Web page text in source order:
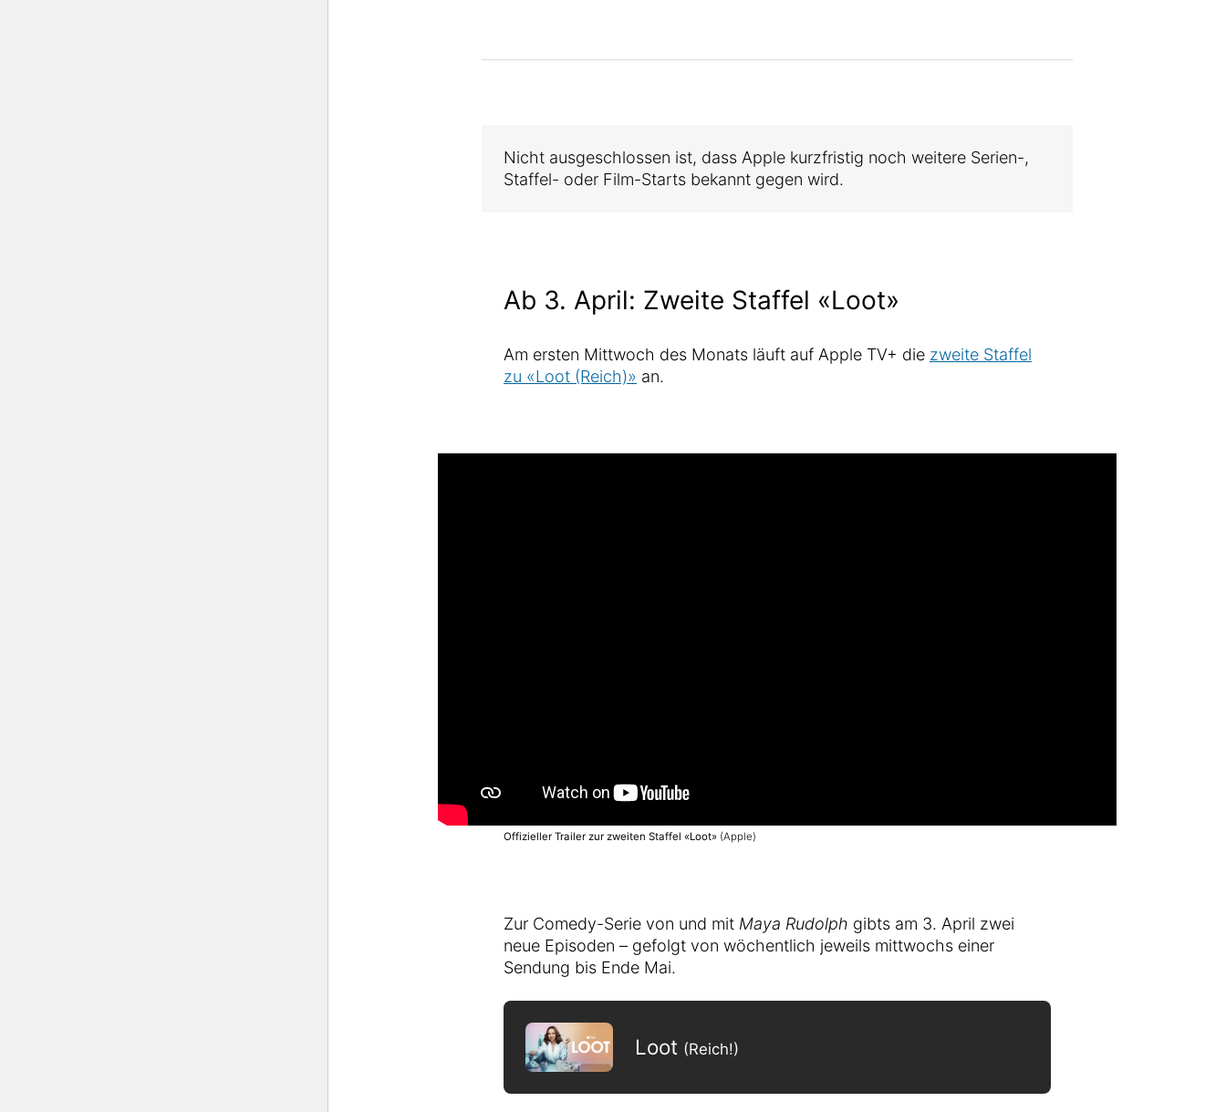
Nicht ausgeschlossen ist, dass Apple kurzfristig noch weitere Serien-,
Staffel- oder Film-Starts bekannt gegen wird.
Ab 3. April: Zweite Staffel «Loot»
Am ersten Mittwoch des Monats läuft auf Apple TV+ die zweite Staffel
zu «Loot (Reich)» an.
Offizieller Trailer zur zweiten Staffel «Loot» (Apple)
Zur Comedy-Serie von und mit Maya Rudolph gibts am 3. April zwei
neue Episoden – gefolgt von wöchentlich jeweils mittwochs einer
Sendung bis Ende Mai.
Loot (Reich!)